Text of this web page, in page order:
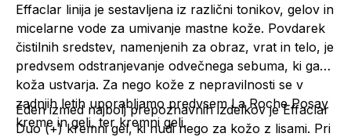
Effaclar linija je sestavljena iz različni tonikov, gelov in
micelarne vode za umivanje mastne kože. Povdarek
čistilnih sredstev, namenjenih za obraz, vrat in telo, je
predvsem odstranjevanje odvečnega sebuma, ki ga
koža ustvarja. Za nego kože z nepravilnosti se v
zadnjih letih uporabljamo predvsem La Roche Posay
kreme in geli, ter kremni geli.
Eden izmed najbolj prepoznavnih izdelkov jeEffaclar
Duo (+) kremni gel, ki nudi nego za kožo z lisami. Pri